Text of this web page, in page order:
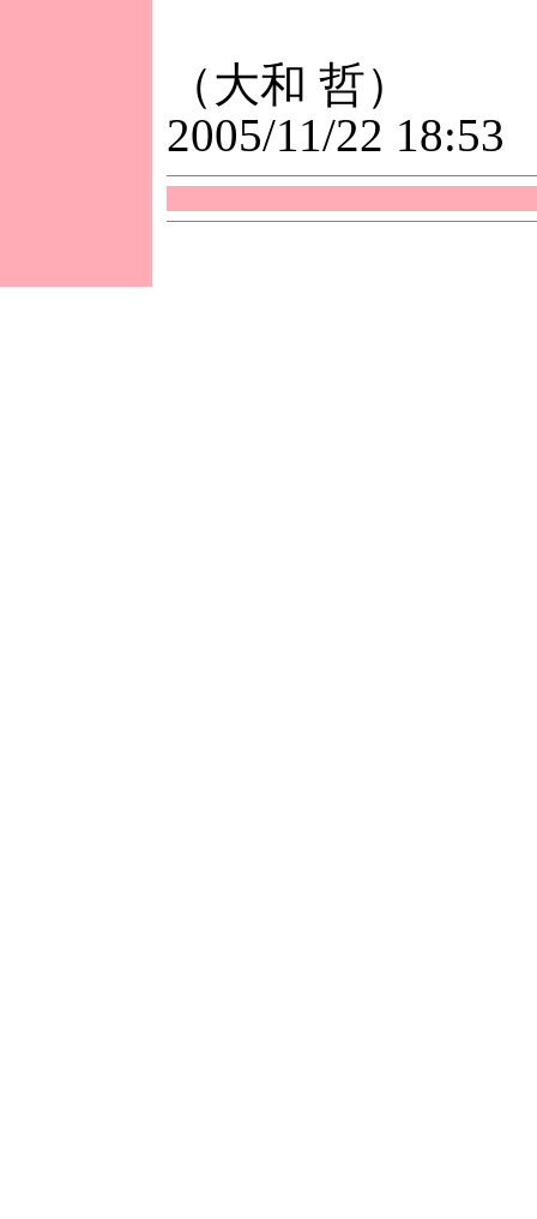
（大和 哲）
2005/11/22 18:53